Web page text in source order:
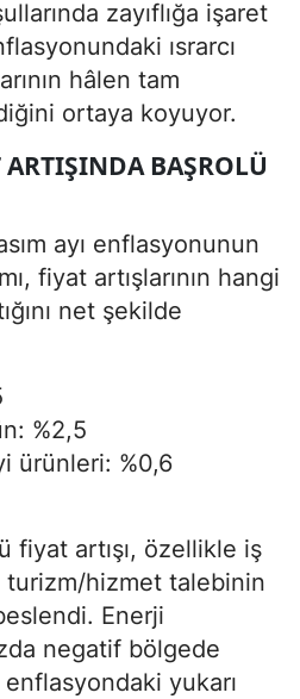
zayıflığa işaret
ısrarcı
hâlen tam
ortaya koyuyor.
BAŞROLÜ
ayı enflasyonunun
fiyat artışlarının hangi
net şekilde
%2,5
ürünleri: %0,6
fiyat artışı, özellikle iş
hizmet talebinin
Enerji
negatif bölgede
yukarı